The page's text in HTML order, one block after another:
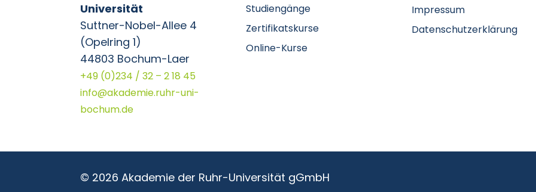
Universität
Suttner-Nobel-Allee 4
(Opelring 1)
44803 Bochum-Laer
+49 (0)234 / 32 – 2 18 45
info@akademie.ruhr-uni-
bochum.de
Studiengänge
Zertifikatskurse
Online-Kurse
Impressum
Datenschutzerklärung
© 2026 Akademie der Ruhr-Universität gGmbH